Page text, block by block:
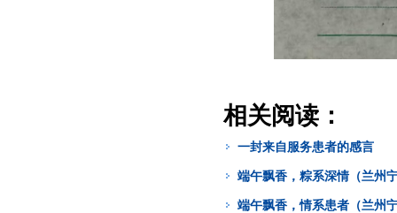
相关阅读：
一封来自服务患者的感言
端午飘香，粽系深情（兰州
端午飘香，情系患者（兰州